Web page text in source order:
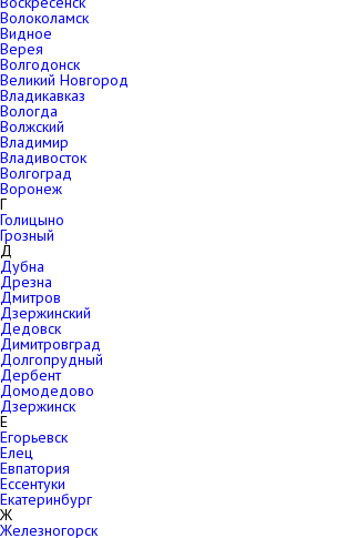
Волоколамск
Видное
Верея
Волгодонск
Великий Новгород
Владикавказ
Вологда
Волжский
Владимир
Владивосток
Волгоград
Воронеж
Г
Голицыно
Грозный
Д
Дубна
Дрезна
Дмитров
Дзержинский
Дедовск
Димитровград
Долгопрудный
Дербент
Домодедово
Дзержинск
Е
Егорьевск
Елец
Евпатория
Ессентуки
Екатеринбург
Ж
Железногорск